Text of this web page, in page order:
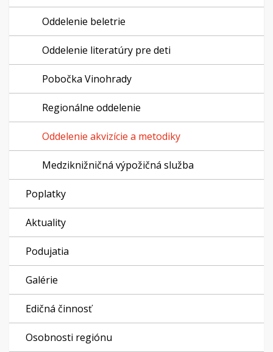
Oddelenie beletrie
Oddelenie literatúry pre deti
Pobočka Vinohrady
Regionálne oddelenie
Oddelenie akvizície a metodiky
Medziknižničná výpožičná služba
Poplatky
Aktuality
Podujatia
Galérie
Edičná činnosť
Osobnosti regiónu